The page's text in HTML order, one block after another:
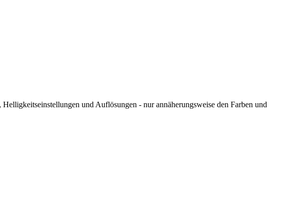
und Auflösungen - nur annäherungsweise den Farben und